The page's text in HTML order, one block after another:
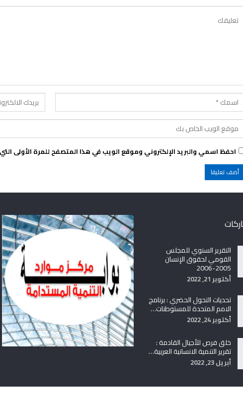
احفظ اسمي والبريد الإلكتروني وموقع الويب في هذا المتصفح للمرة الأولى
التقرير السنوي للمجلس
القومي لحقوق الإنسان
2005-2006
أكتوبر 21, 2022
تحديات التحول الحضري : برنامج
الامم المتحدة للمستوطنات…
أكتوبر 24, 2022
خلق فرص للأجيال القادمة :
تقرير التنمية الانسانية العربية…
أبريل 23, 2022